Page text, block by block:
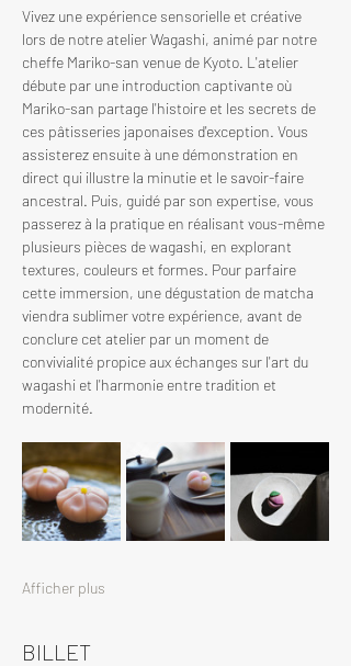
Vivez une expérience sensorielle et créative
lors de notre atelier Wagashi, animé par notre
cheffe Mariko-san venue de Kyoto. L'atelier
débute par une introduction captivante où
Mariko-san partage l'histoire et les secrets de
ces pâtisseries japonaises d'exception. Vous
assisterez ensuite à une démonstration en
direct qui illustre la minutie et le savoir-faire
ancestral. Puis, guidé par son expertise, vous
passerez à la pratique en réalisant vous-même
plusieurs pièces de wagashi, en explorant
textures, couleurs et formes. Pour parfaire
cette immersion, une dégustation de matcha
viendra sublimer votre expérience, avant de
conclure cet atelier par un moment de
convivialité propice aux échanges sur l'art du
wagashi et l'harmonie entre tradition et
modernité.
Afficher plus
BILLET